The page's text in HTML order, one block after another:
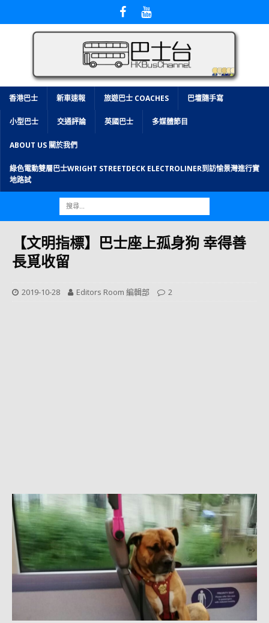
香港巴士 新車速報 旅遊巴士 COACHES 巴壇隨手寫
小型巴士 交通評論 英國巴士 多媒體節目
ABOUT US 關於我們
綠色電動雙層巴士WRIGHT STREETDECK ELECTROLINER到訪愉景灣進行實
地路試
【文明指標】巴士座上孤身狗 幸得善
長覓收留
2019-10-28 Editors Room 編輯部 2